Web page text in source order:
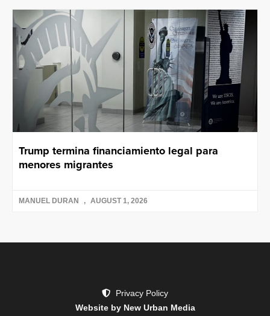
Trump termina financiamiento legal para
menores migrantes
MANUEL DURAN AUGUST 1, 2026
Privacy Policy
Website by New Urban Media